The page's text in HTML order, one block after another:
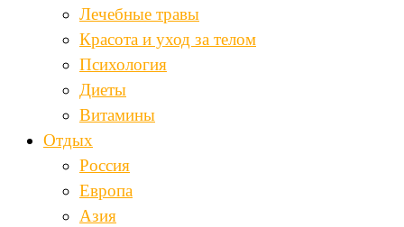
Лечебные травы
Красота и уход за телом
Психология
Диеты
Витамины
Отдых
Россия
Европа
Азия